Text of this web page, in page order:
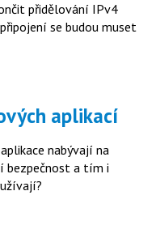
přidělování IPv4
se budou muset
aplikací
nabývají na
bezpečnost a tím i